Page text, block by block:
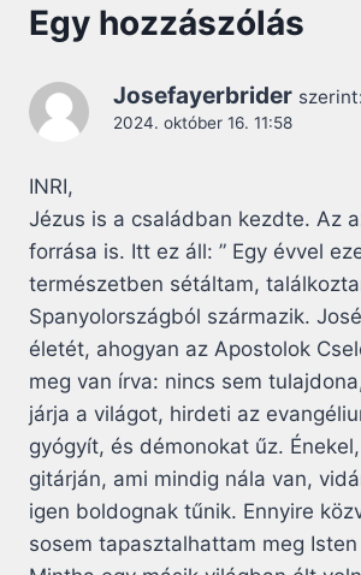
Egy hozzászólás
Josefayerbrider szerint:
2024. október 16. 11:58
INRI,
Jézus is a családban kezdte. Az
forrása is. Itt ez áll: ” Egy évvel
természetben sétáltam,
Spanyolországból származik.
életét, ahogyan az Apostolok
meg van írva: nincs sem
járja a világot, hirdeti az
gyógyít, és démonokat űz.
gitárján, ami mindig nála van,
igen boldognak tűnik. Ennyire
sosem tapasztalhattam meg